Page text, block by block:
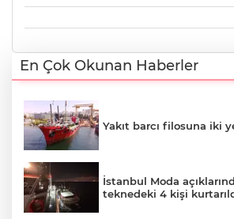
En Çok Okunan Haberler
Yakıt barcı filosuna iki
İstanbul Moda
teknedeki 4 kişi